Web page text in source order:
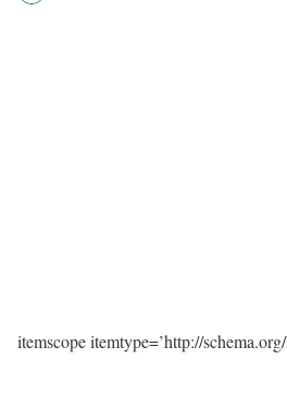
itemscope itemtype=’http://